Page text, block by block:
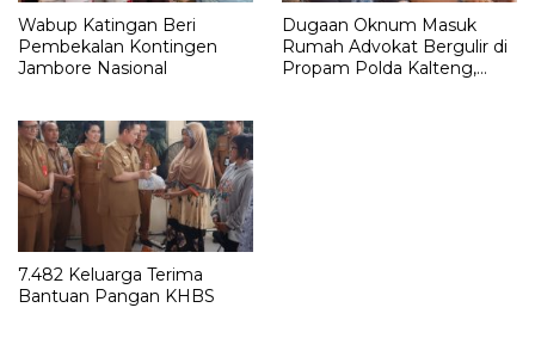
Wabup Katingan Beri
Pembekalan Kontingen
Jambore Nasional
Dugaan Oknum Masuk
Rumah Advokat Bergulir di
Propam Polda Kalteng,
7.482 Keluarga Terima
Bantuan Pangan KHBS